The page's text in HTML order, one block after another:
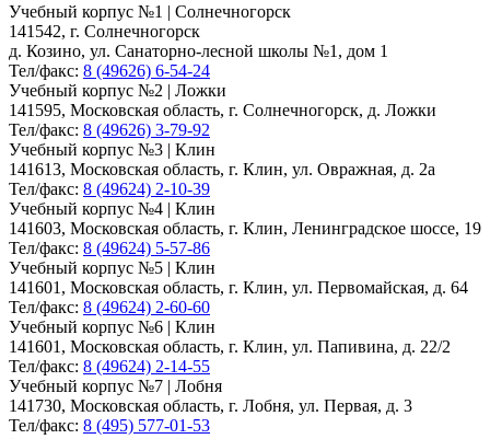
Учебный корпус №1 | Солнечногорск
141542, г. Солнечногорск
д. Козино, ул. Санаторно-лесной школы №1, дом 1
Тел/факс: 8 (49626) 6-54-24
Учебный корпус №2 | Ложки
141595, Московская область, г. Солнечногорск, д. Ложки
Тел/факс: 8 (49626) 3-79-92
Учебный корпус №3 | Клин
141613, Московская область, г. Клин, ул. Овражная, д. 2а
Тел/факс: 8 (49624) 2-10-39
Учебный корпус №4 | Клин
141603, Московская область, г. Клин, Ленинградское шоссе, 19
Тел/факс: 8 (49624) 5-57-86
Учебный корпус №5 | Клин
141601, Московская область, г. Клин, ул. Первомайская, д. 64
Тел/факс: 8 (49624) 2-60-60
Учебный корпус №6 | Клин
141601, Московская область, г. Клин, ул. Папивина, д. 22/2
Тел/факс: 8 (49624) 2-14-55
Учебный корпус №7 | Лобня
141730, Московская область, г. Лобня, ул. Первая, д. 3
Тел/факс: 8 (495) 577-01-53